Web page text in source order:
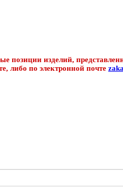
позиции изделий,
либо по электронной почте